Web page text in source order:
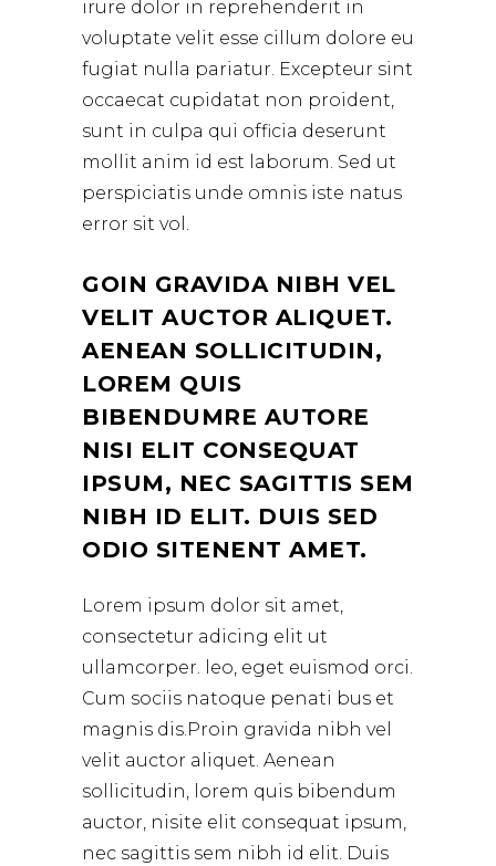
irure dolor in reprehenderit in
voluptate velit esse cillum dolore eu
fugiat nulla pariatur. Excepteur sint
occaecat cupidatat non proident,
sunt in culpa qui officia deserunt
mollit anim id est laborum. Sed ut
perspiciatis unde omnis iste natus
error sit vol.
GOIN GRAVIDA NIBH VEL
VELIT AUCTOR ALIQUET.
AENEAN SOLLICITUDIN,
LOREM QUIS
BIBENDUMRE AUTORE
NISI ELIT CONSEQUAT
IPSUM, NEC SAGITTIS SEM
NIBH ID ELIT. DUIS SED
ODIO SITENENT AMET.
Lorem ipsum dolor sit amet,
consectetur adicing elit ut
ullamcorper. leo, eget euismod orci.
Cum sociis natoque penati bus et
magnis dis.Proin gravida nibh vel
velit auctor aliquet. Aenean
sollicitudin, lorem quis bibendum
auctor, nisite elit consequat ipsum,
nec sagittis sem nibh id elit. Duis